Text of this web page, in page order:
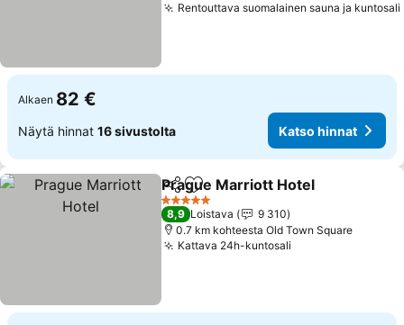
Rentouttava suomalainen sauna ja kuntosali
Alkaen 82 €
Näytä hinnat 16 sivustolta Katso hinnat
Jaa Lisää suosikkeihin
Prague Marriott Hotel
5 Tähtiluokitus
8,9 Loistava
9 310
0.7 km kohteesta Old Town Square
Kattava 24h-kuntosali